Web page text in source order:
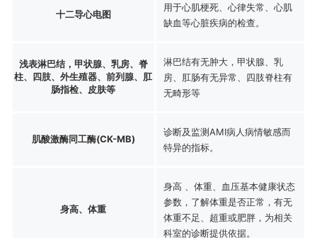
十二导心电图
用于心肌梗死、心律失常、心肌
缺血等心脏疾病的检查。
浅表淋巴结，甲状腺、乳房、脊
柱、四肢、外生殖器、前列腺、肛
肠指检、皮肤等
淋巴结有无肿大，甲状腺、乳
房、肛肠有无异常、四肢脊柱有
无畸形等
肌酸激酶同工酶(CK-MB)
诊断及监测AMI病人病情敏感而
特异的指标。
身高、体重
身高 、体重、血压基本健康状态
参数，了解体重是否正常，有无
体重不足、超重或肥胖，为相关
科室的诊断提供依据。